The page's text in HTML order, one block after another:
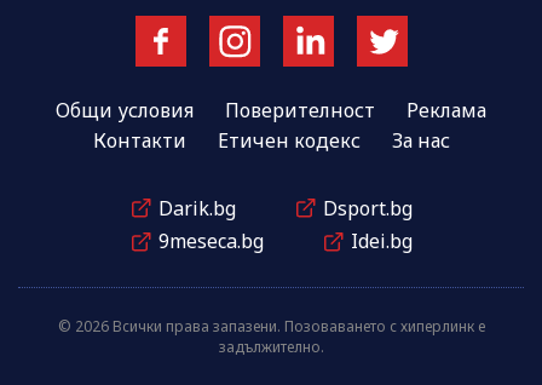
Общи условия Поверителност
Реклама
Контакти
Етичен кодекс За нас
Darik.bg
Dsport.bg
9meseca.bg
Idei.bg
© 2026 Всички права запазени. Позоваването с хиперлинк е
задължително.